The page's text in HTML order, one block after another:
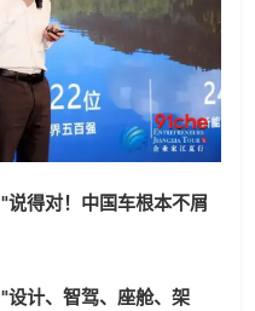
"说得对！中国车根本不屑
"设计、智驾、座舱、架